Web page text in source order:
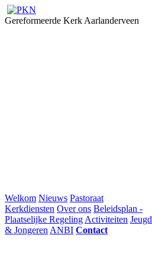
Gereformeerde Kerk Aarlanderveen
Welkom Nieuws Pastoraat
Kerkdiensten Over ons Beleidsplan -
Plaatselijke Regeling Activiteiten Jeugd
& Jongeren ANBI Contact